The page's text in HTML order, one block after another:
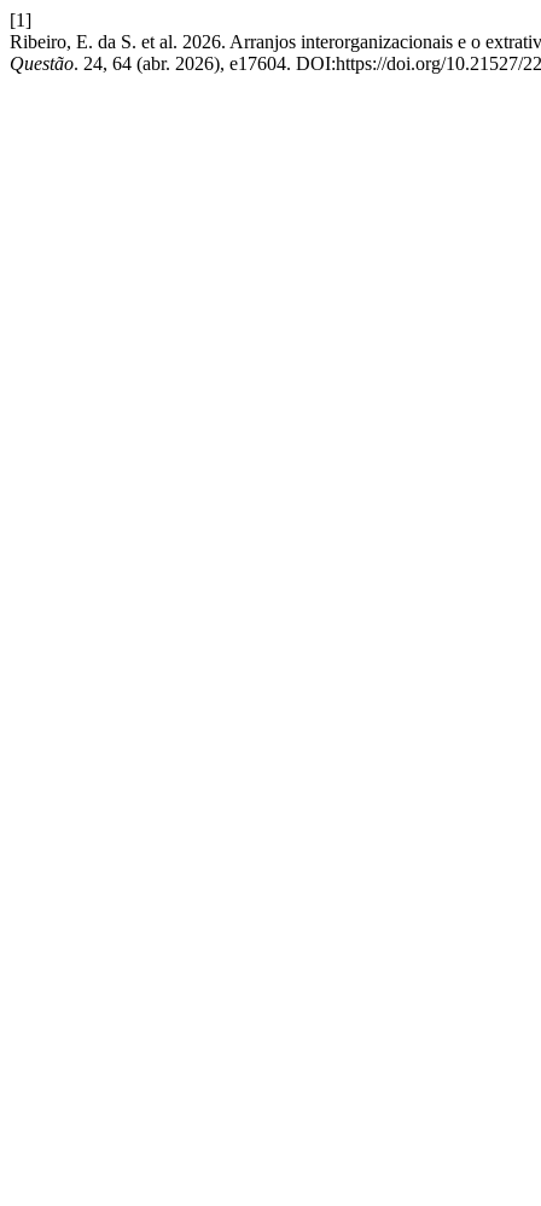
[1]
Ribeiro, E. da S. et al. 2026. Arranjos interorganizacionais e o
Questão. 24, 64 (abr. 2026), e17604. DOI:https://doi.org/10.21527/